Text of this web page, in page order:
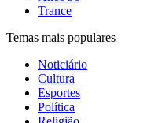
Trance
Temas mais populares
Noticiário
Cultura
Esportes
Política